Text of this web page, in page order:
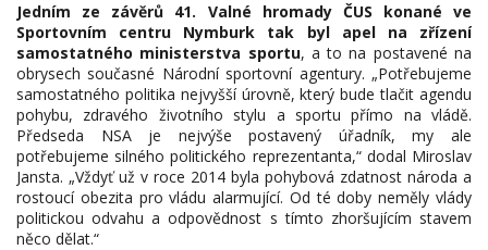
Jedním ze závěrů 41. Valné hromady ČUS konané ve
Sportovním centru Nymburk tak byl apel na zřízení
samostatného ministerstva sportu, a to na postavené na
obrysech současné Národní sportovní agentury. „Potřebujeme
samostatného politika nejvyšší úrovně, který bude tlačit agendu
pohybu, zdravého životního stylu a sportu přímo na vládě.
Předseda NSA je nejvýše postavený úřadník, my ale
potřebujeme silného politického reprezentanta,“ dodal Miroslav
Jansta. „Vždyť už v roce 2014 byla pohybová zdatnost národa a
rostoucí obezita pro vládu alarmující. Od té doby neměly vlády
politickou odvahu a odpovědnost s tímto zhoršujícím stavem
něco dělat.“